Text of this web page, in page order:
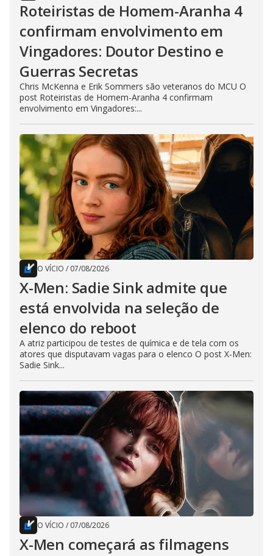
Roteiristas de Homem-Aranha 4
confirmam envolvimento em
Vingadores: Doutor Destino e
Guerras Secretas
Chris McKenna e Erik Sommers são veteranos do MCU O
post Roteiristas de Homem-Aranha 4 confirmam
envolvimento em Vingadores:...
O VÍCIO / 07/08/2026
X-Men: Sadie Sink admite que
está envolvida na seleção de
elenco do reboot
A atriz participou de testes de química e de tela com os
atores que disputavam vagas para o elenco O post X-Men:
Sadie Sink...
O VÍCIO / 07/08/2026
X-Men começará as filmagens